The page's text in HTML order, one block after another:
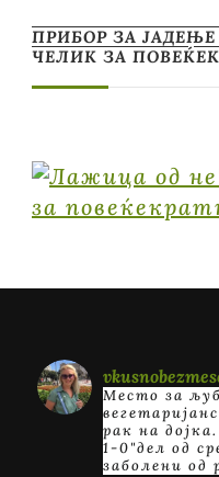
ПРИБОР ЗА ЈАДЕЊЕ
ЧЕЛИК ЗА
Место за
рак на дојка.
1-0"дел од
заболени од